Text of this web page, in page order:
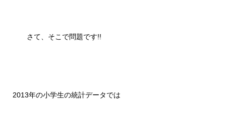
さて、そこで問題です!!
2013年の小学生の統計データでは